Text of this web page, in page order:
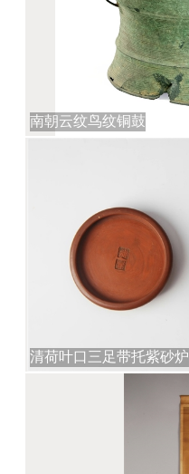
南朝云纹鸟纹铜鼓
清荷叶口三足带托紫砂炉